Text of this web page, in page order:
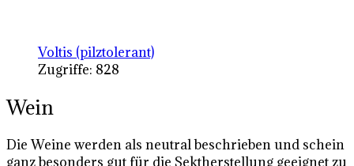
Voltis (pilztolerant)
Zugriffe: 828
Wein
Die Weine werden als neutral beschrieben und schein
ganz besonders gut für die Sektherstellung geeignet zu